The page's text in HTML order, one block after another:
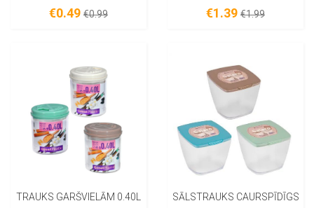
€0.49 €0.99 €1.39 €1.99
TRAUKS GARŠVIELĀM 0.40L SĀLSTRAUKS CAURSPĪDĪGS